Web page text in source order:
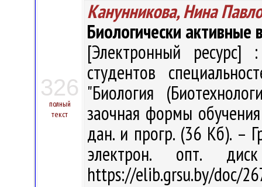
326
полный
текст
Канунникова, Нина
Биологически активные
[Электронный ресурс]
студентов
"Биология
заочная формы
дан. и прогр. (36 Кб). –
электрон. опт.
https://elib.grsu.by/doc/